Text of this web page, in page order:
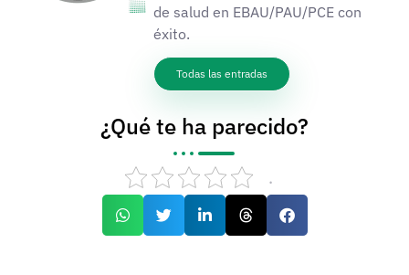
de salud en EBAU/PAU/PCE con
éxito.
Todas las entradas
¿Qué te ha parecido?
.